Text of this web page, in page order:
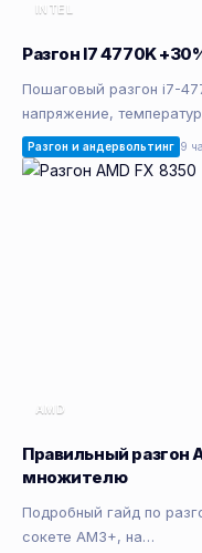
INTEL
Разгон I7 4770K
Пошаговый разгон i7-
напряжение,
Разгон и андервольтинг 9
AMD
Правильный разгон
множителю
Подробный гайд по
сокете AM3+, на…